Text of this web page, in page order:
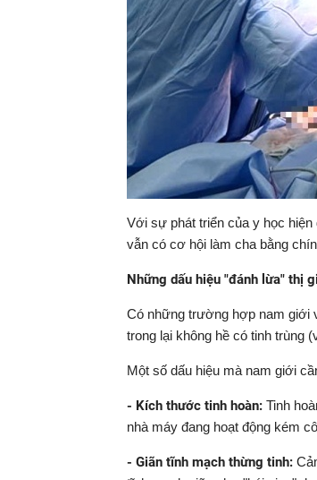
Với sự phát triển của y học
vẫn có cơ hội làm cha bằng
Những dấu hiệu "đánh lừa" thị
Có những trường hợp nam giới
trong lại không hề có tinh trùng
Một số dấu hiệu mà nam giới
- Kích thước tinh hoàn: Tinh
nhà máy đang hoạt động kém
- Giãn tĩnh mạch thừng tinh: